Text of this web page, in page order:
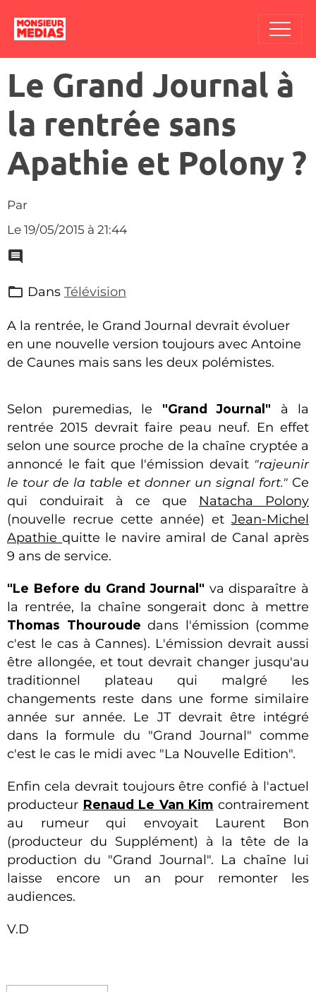
Le Grand Journal à
la rentrée sans
Apathie et Polony ?
Par
Le 19/05/2015 à 21:44
Dans Télévision
A la rentrée, le Grand Journal devrait évoluer
en une nouvelle version toujours avec Antoine
de Caunes mais sans les deux polémistes.
Selon puremedias, le "Grand Journal" à la
rentrée 2015 devrait faire peau neuf. En effet
selon une source proche de la chaîne cryptée a
annoncé le fait que l'émission devait "rajeunir
le tour de la table et donner un signal fort." Ce
qui conduirait à ce que Natacha Polony
(nouvelle recrue cette année) et Jean-Michel
Apathie quitte le navire amiral de Canal après
9 ans de service.
"Le Before du Grand Journal" va disparaître à
la rentrée, la chaîne songerait donc à mettre
Thomas Thouroude dans l'émission (comme
c'est le cas à Cannes). L'émission devrait aussi
être allongée, et tout devrait changer jusqu'au
traditionnel plateau qui malgré les
changements reste dans une forme similaire
année sur année. Le JT devrait être intégré
dans la formule du "Grand Journal" comme
c'est le cas le midi avec "La Nouvelle Edition".
Enfin cela devrait toujours être confié à l'actuel
producteur Renaud Le Van Kim contrairement
au rumeur qui envoyait Laurent Bon
(producteur du Supplément) à la tête de la
production du "Grand Journal". La chaîne lui
laisse encore un an pour remonter les
audiences.
V.D